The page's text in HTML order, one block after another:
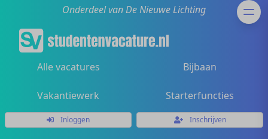
Onderdeel van De Nieuwe Lichting
Alle vacatures Bijbaan
Vakantiewerk Starterfuncties
Inloggen Inschrijven